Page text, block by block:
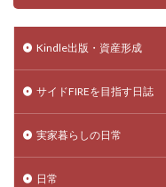
Kindle出版・資産形成
サイドFIREを目指す日誌
実家暮らしの日常
日常